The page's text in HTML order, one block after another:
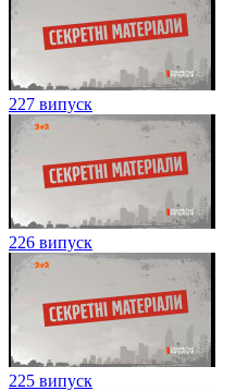
227 випуск
226 випуск
225 випуск